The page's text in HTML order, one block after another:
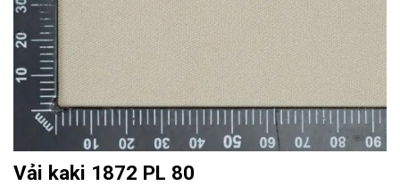
Vải kaki 1872 PL 80